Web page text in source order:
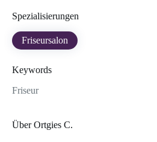
Spezialisierungen
Friseursalon
Keywords
Friseur
Über Ortgies C.